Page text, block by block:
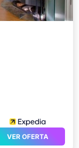
VER OFERTA